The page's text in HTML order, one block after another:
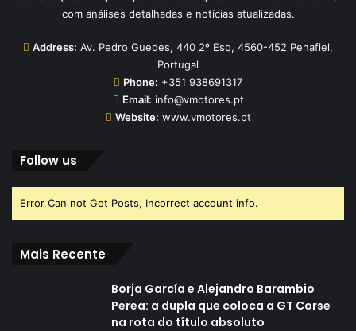
com análises detalhadas e notícias atualizadas.
Address: Av. Pedro Guedes, 440 2º Esq, 4560-452 Penafiel,
Portugal
Phone: +351 938691317
Email: info@vmotores.pt
Website: www.vmotores.pt
Follow us
Error Can not Get Posts, Incorrect account info.
Mais Recente
Borja García e Alejandro Barambio
Perea: a dupla que coloca a GT Corse
na rota do título absoluto